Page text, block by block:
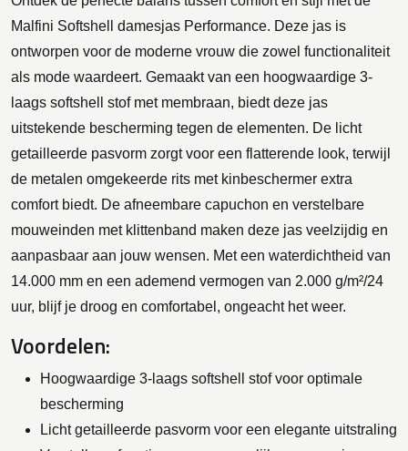
Malfini Softshell damesjas Performance. Deze jas is
ontworpen voor de moderne vrouw die zowel functionaliteit
als mode waardeert. Gemaakt van een hoogwaardige 3-
laags softshell stof met membraan, biedt deze jas
uitstekende bescherming tegen de elementen. De licht
getailleerde pasvorm zorgt voor een flatterende look, terwijl
de metalen omgekeerde rits met kinbeschermer extra
comfort biedt. De afneembare capuchon en verstelbare
mouweinden met klittenband maken deze jas veelzijdig en
aanpasbaar aan jouw wensen. Met een waterdichtheid van
14.000 mm en een ademend vermogen van 2.000 g/m²/24
uur, blijf je droog en comfortabel, ongeacht het weer.
Voordelen:
Hoogwaardige 3-laags softshell stof voor optimale
bescherming
Licht getailleerde pasvorm voor een elegante uitstraling